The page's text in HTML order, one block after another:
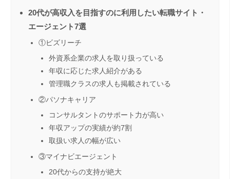
20代が高収入を目指すのに利用したい転職サイト・
エージェント7選
①ビズリーチ
外資系企業の求人を取り扱っている
年収に応じた求人紹介がある
管理職クラスの求人も掲載されている
②パソナキャリア
コンサルタントのサポート力が高い
年収アップの実績が約7割
取扱い求人の幅が広い
③マイナビエージェント
20代からの支持が絶大